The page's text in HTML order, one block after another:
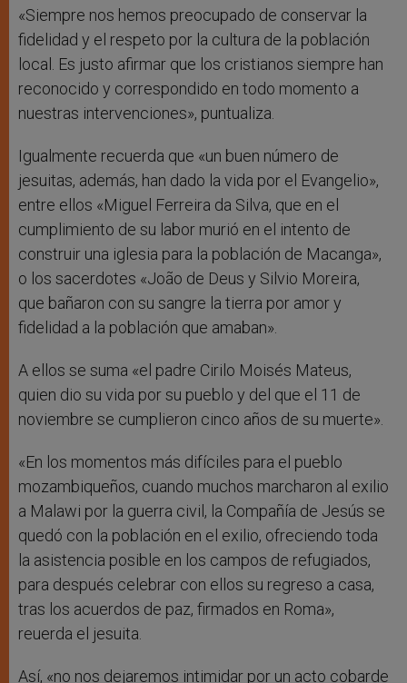
«Siempre nos hemos preocupado de conservar la
fidelidad y el respeto por la cultura de la población
local. Es justo afirmar que los cristianos siempre han
reconocido y correspondido en todo momento a
nuestras intervenciones», puntualiza.
Igualmente recuerda que «un buen número de
jesuitas, además, han dado la vida por el Evangelio»,
entre ellos «Miguel Ferreira da Silva, que en el
cumplimiento de su labor murió en el intento de
construir una iglesia para la población de Macanga»,
o los sacerdotes «João de Deus y Silvio Moreira,
que bañaron con su sangre la tierra por amor y
fidelidad a la población que amaban».
A ellos se suma «el padre Cirilo Moisés Mateus,
quien dio su vida por su pueblo y del que el 11 de
noviembre se cumplieron cinco años de su muerte».
«En los momentos más difíciles para el pueblo
mozambiqueños, cuando muchos marcharon al exilio
a Malawi por la guerra civil, la Compañía de Jesús se
quedó con la población en el exilio, ofreciendo toda
la asistencia posible en los campos de refugiados,
para después celebrar con ellos su regreso a casa,
tras los acuerdos de paz, firmados en Roma»,
reuerda el jesuita.
Así, «no nos dejaremos intimidar por un acto cobarde